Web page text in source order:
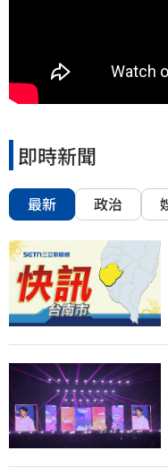
即時新聞
最新 政治